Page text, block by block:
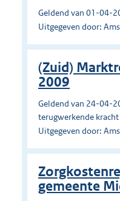
Geldend van 01-04-
Uitgegeven door:
(Zuid)
2009
Geldend van 24-04-
terugwerkende
Uitgegeven door:
gemeente